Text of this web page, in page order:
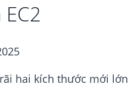
hai kích thước mới lớn